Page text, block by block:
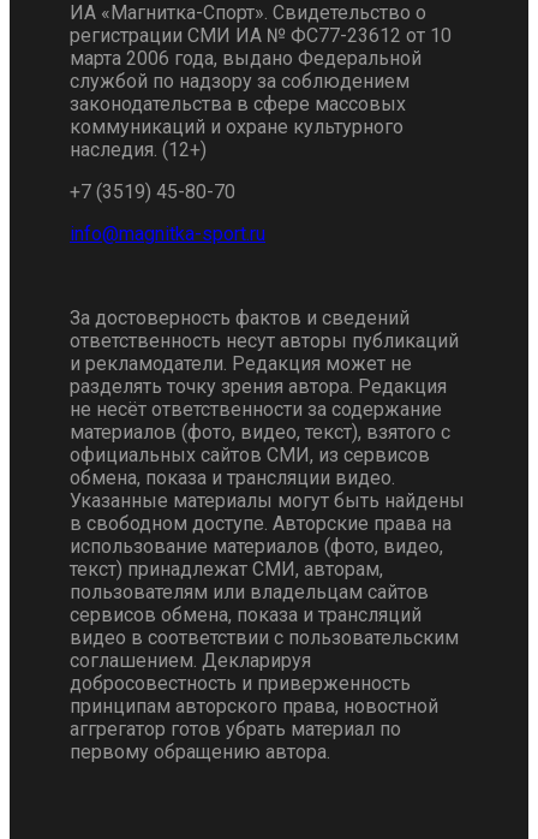
ИА «Магнитка-Спорт». Свидетельство о
регистрации СМИ ИА № ФС77-23612 от 10
марта 2006 года, выдано Федеральной
службой по надзору за соблюдением
законодательства в сфере массовых
коммуникаций и охране культурного
наследия. (12+)
+7 (3519) 45-80-70
За достоверность фактов и сведений
ответственность несут авторы публикаций
и рекламодатели. Редакция может не
разделять точку зрения автора. Редакция
не несёт ответственности за содержание
материалов (фото, видео, текст), взятого с
официальных сайтов СМИ, из сервисов
обмена, показа и трансляции видео.
Указанные материалы могут быть найдены
в свободном доступе. Авторские права на
использование материалов (фото, видео,
текст) принадлежат СМИ, авторам,
пользователям или владельцам сайтов
сервисов обмена, показа и трансляций
видео в соответствии с пользовательским
соглашением. Декларируя
добросовестность и приверженность
принципам авторского права, новостной
аггрегатор готов убрать материал по
первому обращению автора.